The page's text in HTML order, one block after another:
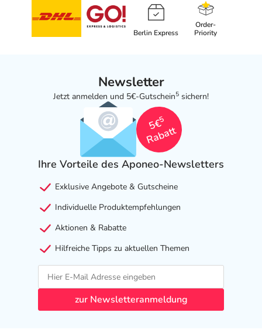
Berlin Express
Order-
Priority
Newsletter
Jetzt anmelden und 5€-Gutschein5 sichern!
5€
5
Rabatt
Ihre Vorteile des Aponeo-Newsletters
Exklusive Angebote & Gutscheine
Individuelle Produktempfehlungen
Aktionen & Rabatte
Hilfreiche Tipps zu aktuellen Themen
zur Newsletteranmeldung